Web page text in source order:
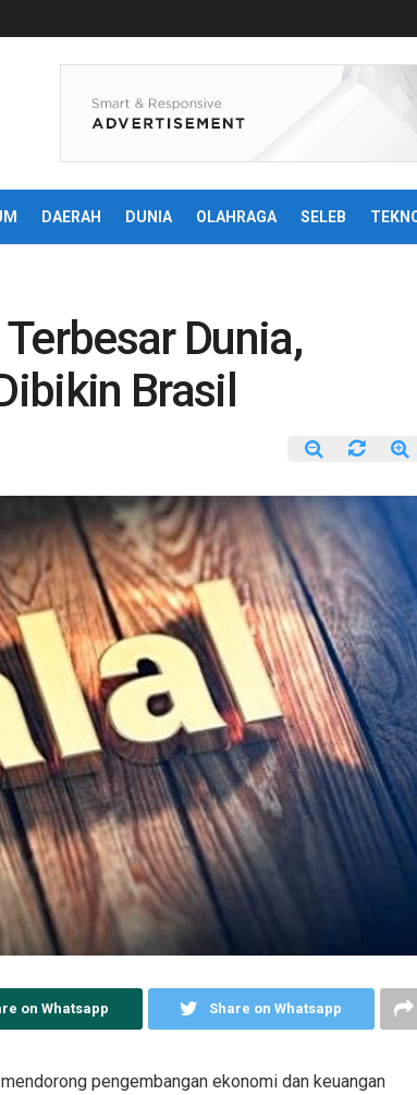
DAERAH DUNIA OLAHRAGA SELEB
Dunia,
Brasil
on Whatsapp Share on Whatsapp
pengembangan ekonomi dan keuangan